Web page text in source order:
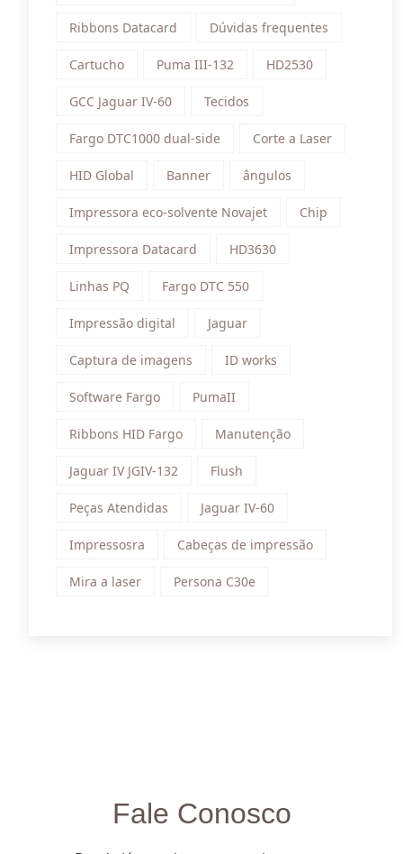
Ribbons Datacard Dúvidas frequentes
Cartucho Puma III-132 HD2530
GCC Jaguar IV-60 Tecidos
Fargo DTC1000 dual-side Corte a Laser
HID Global Banner ângulos
Impressora eco-solvente Novajet Chip
Impressora Datacard HD3630
Linhas PQ Fargo DTC 550
Impressão digital Jaguar
Captura de imagens ID works
Software Fargo PumaII
Ribbons HID Fargo Manutenção
Jaguar IV JGIV-132 Flush
Peças Atendidas Jaguar IV-60
Impressosra Cabeças de impressão
Mira a laser Persona C30e
Fale Conosco